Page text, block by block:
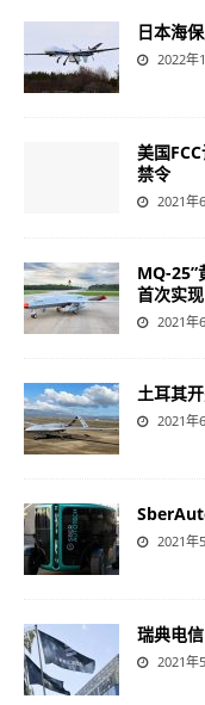
日本海
2022年
美国
禁令
2021年
MQ-25”
首次实
2021年
土耳其
2021年
2021年
瑞典电
2021年